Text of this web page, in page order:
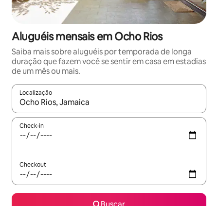
Aluguéis mensais em Ocho Rios
Saiba mais sobre aluguéis por temporada de longa
duração que fazem você se sentir em casa em estadias
de um mês ou mais.
Localização
Quando os resultados estiverem disponíveis, explore-os
Check-in
Checkout